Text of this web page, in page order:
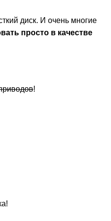
диск. И очень многие
просто в качестве
!